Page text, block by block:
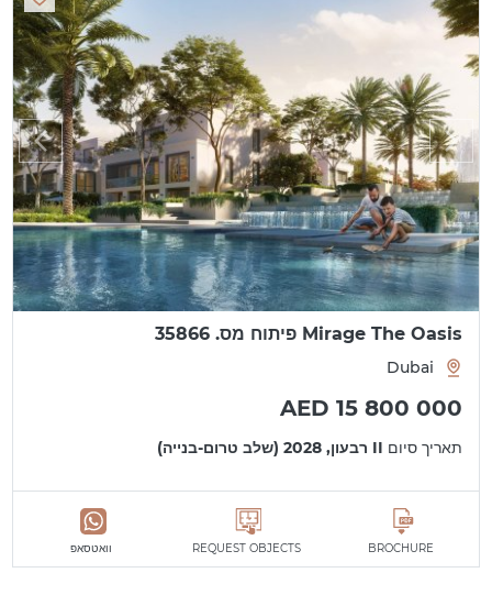
Mirage The Oasis פיתוח מס. 35866
Dubai
AED 15 800 000
תאריך סיום II רבעון, 2028 (שלב טרום-בנייה)
BROCHURE
REQUEST OBJECTS וואטסאפ